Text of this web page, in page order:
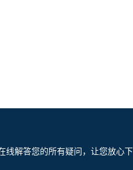
线解答您的所有疑问，让您放心下